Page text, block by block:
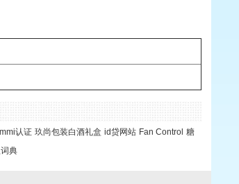
认证 玖尚包装白酒礼盒 id贷网站 Fan Control 糖
典